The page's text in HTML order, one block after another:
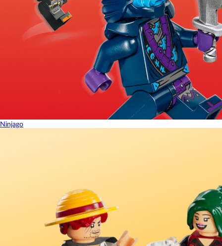
Ninjago